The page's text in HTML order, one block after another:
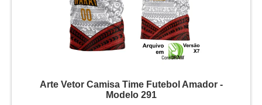
Arte Vetor Camisa Time Futebol Amador -
Modelo 291